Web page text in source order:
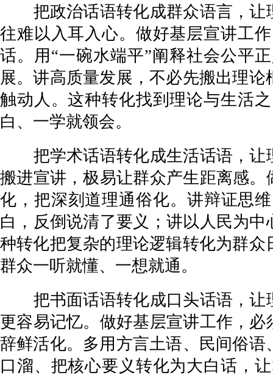
把政治话语转化成群众语言，让
往难以入耳入心。做好基层宣讲工
话。用“一碗水端平”阐释社会公平
展。讲高质量发展，不必先搬出理
触动人。这种转化找到理论与生活
白、一学就领会。
把学术话语转化成生活话语，让
搬进宣讲，极易让群众产生距离感
化，把深刻道理通俗化。讲辩证思
白，反倒说清了要义；讲以人民为
种转化把复杂的理论逻辑转化为群
群众一听就懂、一想就通。
把书面话语转化成口头话语，让
更容易记忆。做好基层宣讲工作，
辞鲜活化。多用方言土语、民间俗
口溜、把核心要义转化为大白话，